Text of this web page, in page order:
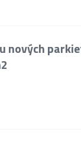
nových